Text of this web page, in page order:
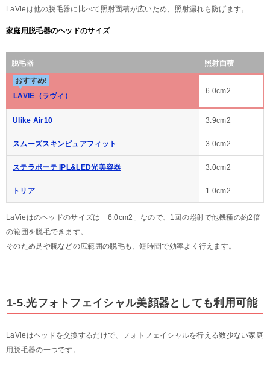
LaVieは他の脱毛器に比べて照射面積が広いため、照射漏れも防げます。
家庭用脱毛器のヘッドのサイズ
脱毛器 照射面積
おすすめ!
LAVIE（ラヴィ）
6.0cm2
Ulike Air10 3.9cm2
スムーズスキンピュアフィット 3.0cm2
ステラボーテ IPL&LED光美容器 3.0cm2
トリア 1.0cm2
LaVieはのヘッドのサイズは「6.0cm2」なので、1回の照射で他機種の約2倍
の範囲を脱毛できます。
そのため足や腕などの広範囲の脱毛も、短時間で効率よく行えます。
1-5.光フォトフェイシャル美顔器としても利用可能
LaVieはヘッドを交換するだけで、フォトフェイシャルを行える数少ない家庭
用脱毛器の一つです。